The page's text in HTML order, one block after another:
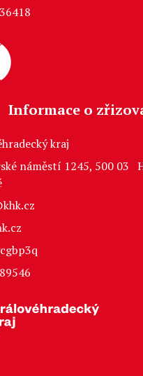
Informace o
kraj
náměstí 1245, 500 03